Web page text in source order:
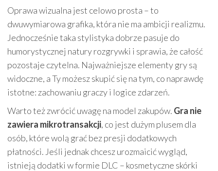
Oprawa wizualna jest celowo prosta – to
dwuwymiarowa grafika, która nie ma ambicji realizmu.
Jednocześnie taka stylistyka dobrze pasuje do
humorystycznej natury rozgrywki i sprawia, że całość
pozostaje czytelna. Najważniejsze elementy gry są
widoczne, a Ty możesz skupić się na tym, co naprawdę
istotne: zachowaniu graczy i logice zdarzeń.
Warto też zwrócić uwagę na model zakupów. Gra nie
zawiera mikrotransakcji, co jest dużym plusem dla
osób, które wolą grać bez presji dodatkowych
płatności. Jeśli jednak chcesz urozmaicić wygląd,
istnieją dodatki w formie DLC – kosmetyczne skórki